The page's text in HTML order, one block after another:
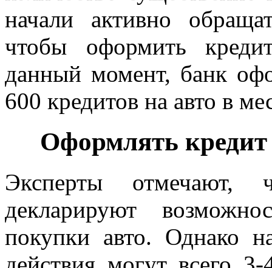
начали активно
чтобы оформить
данный момент, банк
600 кредитов на авто в
Оформлять кредит
Эксперты отмечают,
декларируют
покупки авто. Однако